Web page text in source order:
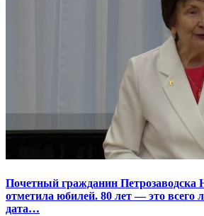
Почетный гражданин Петрозаводска
отметила юбилей. 80 лет — это всего
дата…